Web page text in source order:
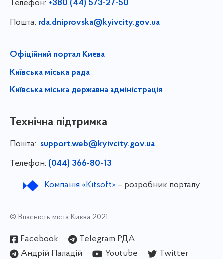
Телефон: +380 (44) 573-27-50
Пошта: rda.dniprovska@kyivcity.gov.ua
Офіційний портал Києва
Київська міська рада
Київська міська державна адміністрація
Технічна підтримка
Пошта: support.web@kyivcity.gov.ua
Телефон: (044) 366-80-13
Компанія «Kitsoft»– розробник порталу
© Власність міста Києва 2021
Facebook
Telegram РДА
Андрій Паладій
Youtube Twitter